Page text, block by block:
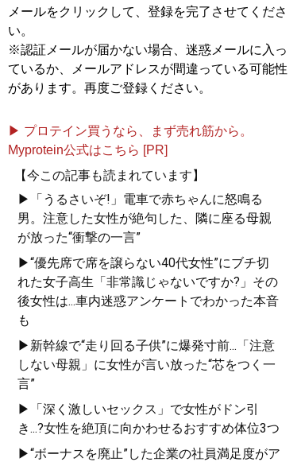
メールをクリックして、登録を完了させてくださ
い。
※認証メールが届かない場合、迷惑メールに入っ
ているか、メールアドレスが間違っている可能性
があります。再度ご登録ください。
▶ プロテイン買うなら、まず売れ筋から。
Myprotein公式はこちら [PR]
【今この記事も読まれています】
▶「うるさいぞ!」電車で赤ちゃんに怒鳴る
男。注意した女性が絶句した、隣に座る母親
が放った“衝撃の一言”
▶“優先席で席を譲らない40代女性”にブチ切
れた女子高生「非常識じゃないですか?」その
後女性は...車内迷惑アンケートでわかった本音
も
▶新幹線で“走り回る子供”に爆発寸前...「注意
しない母親」に女性が言い放った“芯をつく一
言”
▶「深く激しいセックス」で女性がドン引
き...?女性を絶頂に向かわせるおすすめ体位3つ
▶“ボーナスを廃止”した企業の社員満足度がア